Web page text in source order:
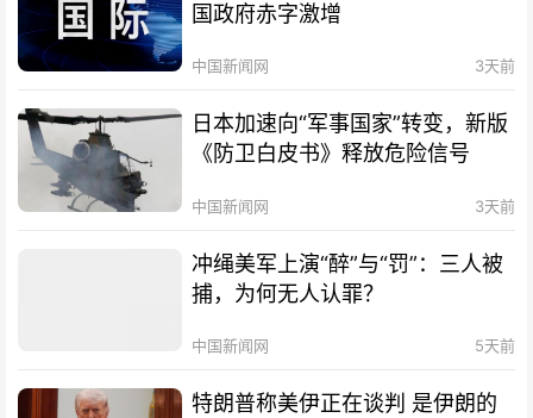
国政府赤字激增
中国新闻网 3天前
日本加速向“军事国家”转变，新版
《防卫白皮书》释放危险信号
中国新闻网 3天前
冲绳美军上演“醉”与“罚”：三人被
捕，为何无人认罪？
中国新闻网 5天前
特朗普称美伊正在谈判 是伊朗的